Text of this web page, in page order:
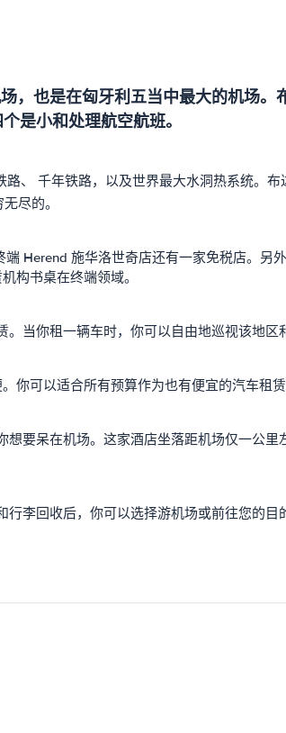
也是在匈牙利五当中最大的机场
是小和处理航空航班。
路、 千年铁路，以及世界最大水洞热系统。
尽的。
Herend 施华洛世奇店还有一家免税店。另
构书桌在终端领域。
当你租一辆车时，你可以自由地巡视该地
可以适合所有预算作为也有便宜的汽车租
要呆在机场。这家酒店坐落距机场仅一公里
李回收后，你可以选择游机场或前往您的目